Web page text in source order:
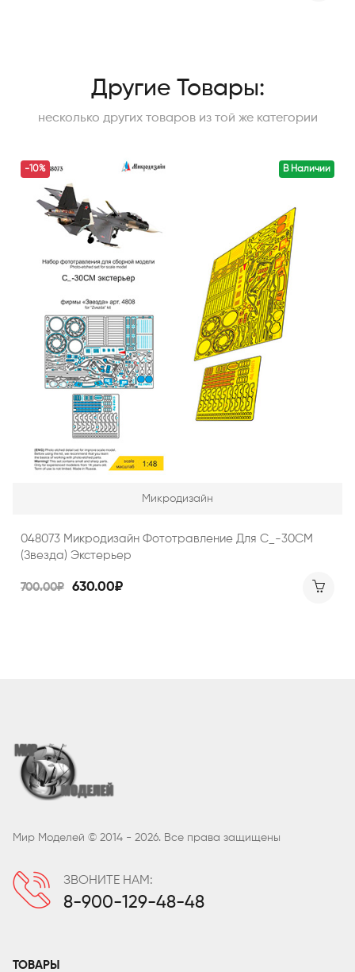
Другие Товары:
несколько других товаров из той же категории
В Наличии
-10%
Микродизайн
048073 Микродизайн Фототравление Для С_-30СМ
(Звезда) Экстерьер
700.00₽ 630.00₽
Мир Моделей © 2014 - 2026. Все права защищены
ЗВОНИТЕ НАМ:
8-900-129-48-48
ТОВАРЫ